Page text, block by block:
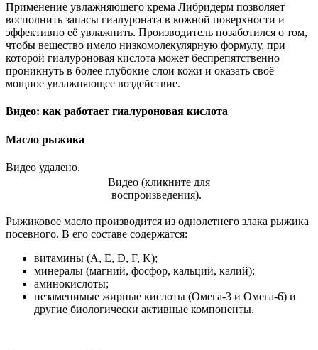
Применение увлажняющего крема Либридерм позволяет
восполнить запасы гиалуроната в кожной поверхности и
эффективно её увлажнить. Производитель позаботился о том,
чтобы вещество имело низкомолекулярную формулу, при
которой гиалуроновая кислота может беспрепятственно
проникнуть в более глубокие слои кожи и оказать своё
мощное увлажняющее воздействие.
Видео: как работает гиалуроновая кислота
Масло рыжика
Видео удалено.
Видео (кликните для
воспроизведения).
Рыжиковое масло производится из однолетнего злака рыжика
посевного. В его составе содержатся:
витамины (А, Е, D, F, K);
минералы (магний, фосфор, кальций, калий);
аминокислоты;
незаменимые жирные кислоты (Омега-3 и Омега-6) и
другие биологически активные компоненты.